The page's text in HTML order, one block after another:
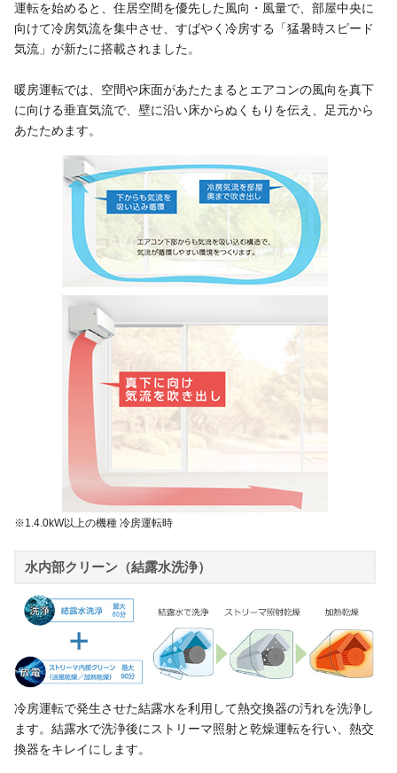
運転を始めると、住居空間を優先した風向・風量で、部屋中央に
向けて冷房気流を集中させ、すばやく冷房する「猛暑時スピード
気流」が新たに搭載されました。
暖房運転では、空間や床面があたたまるとエアコンの風向を真下
に向ける垂直気流で、壁に沿い床からぬくもりを伝え、足元から
あたためます。
※1.4.0kW以上の機種 冷房運転時
水内部クリーン（結露水洗浄）
冷房運転で発生させた結露水を利用して熱交換器の汚れを洗浄し
ます。結露水で洗浄後にストリーマ照射と乾燥運転を行い、熱交
換器をキレイにします。